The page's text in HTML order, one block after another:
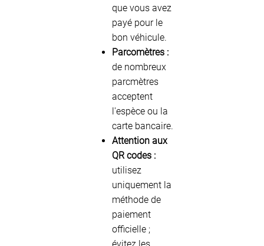
que vous avez
payé pour le
bon véhicule.
Parcomètres :
de nombreux
parcmètres
acceptent
l'espèce ou la
carte bancaire.
Attention aux
QR codes :
utilisez
uniquement la
méthode de
paiement
officielle ;